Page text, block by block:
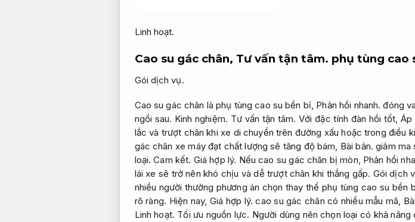
Linh hoạt.
Cao su gác chân, Tư vấn tận tâm. phụ tùng cao
Gói dịch vụ.
Cao su gác chân là phụ tùng cao su bền bỉ, Phản hồi nhanh. đóng
ngồi sau. Kinh nghiệm. Tư vấn tận tâm. Với đặc tính đàn hồi tốt,Áp
lắc và trượt chân khi xe di chuyển trên đường xấu hoặc trong điều
gác chân xe máy đạt chất lượng sẽ tăng độ bám, Bài bản. giảm ma
loại.Cam kết. Giá hợp lý. Nếu cao su gác chân bị mòn, Phản hồi
lái xe sẽ trở nên khó chịu và dễ trượt chân khi thắng gấp. Gói dịch
nhiều người thường phương án chọn thay thế phụ tùng cao su bền
rõ ràng. Hiện nay, Giá hợp lý. cao su gác chân có nhiều mẫu mã,
Linh hoạt. Tối ưu nguồn lực. Người dùng nên chọn loại có khả